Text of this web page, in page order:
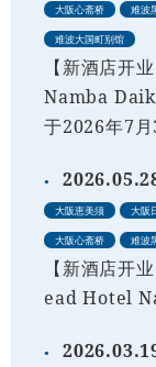
大阪心斋桥 难波
难波大国町别馆
【新酒店开
Namba
于2026年7
大阪恵美须 大阪
大阪心斋桥 难波
【新酒店开
ead Hotel